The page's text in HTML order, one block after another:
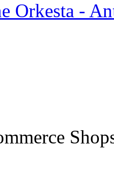
Orkesta -